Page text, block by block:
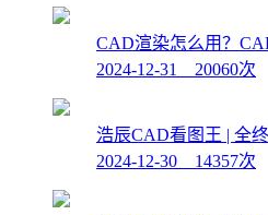
CAD渲染怎么用？
2024-12-31 20060次
浩辰CAD看图王 | 全
2024-12-30 14357次